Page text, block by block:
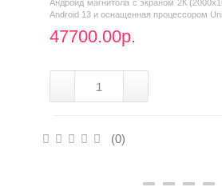
Андроид магнитола с экраном 2К
Android 13 и оснащенная процессором
47700.00р.
(0)